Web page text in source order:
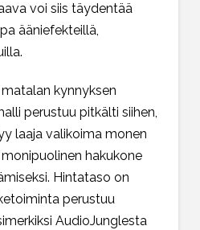
voi siis täydentää
ääniefekteillä,
kynnyksen
perustuu pitkälti siihen,
laaja valikoima monen
hakukone
Hintataso on
perustuu
AudioJunglesta